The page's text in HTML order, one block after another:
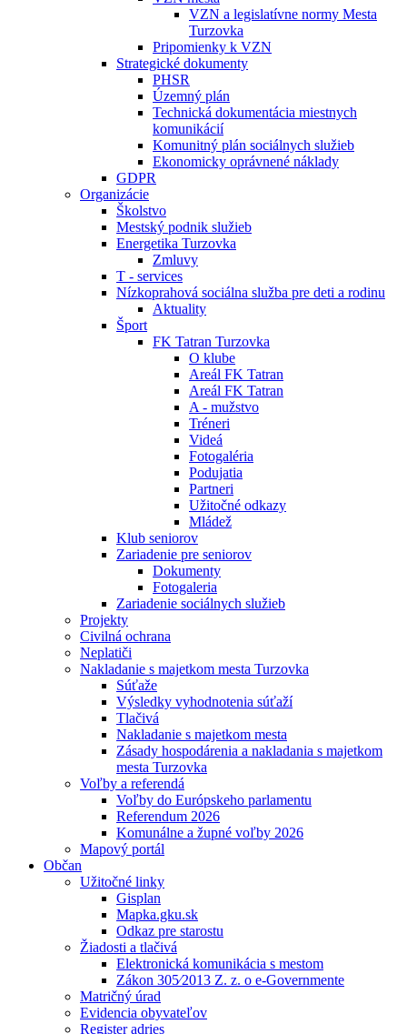
VZN a legislatívne normy Mesta
Turzovka
Pripomienky k VZN
Strategické dokumenty
PHSR
Územný plán
Technická dokumentácia miestnych
komunikácií
Komunitný plán sociálnych služieb
Ekonomicky oprávnené náklady
GDPR
Organizácie
Školstvo
Mestský podnik služieb
Energetika Turzovka
Zmluvy
T - services
Nízkoprahová sociálna služba pre deti a rodinu
Aktuality
Šport
FK Tatran Turzovka
O klube
Areál FK Tatran
Areál FK Tatran
A - mužstvo
Tréneri
Videá
Fotogaléria
Podujatia
Partneri
Užitočné odkazy
Mládež
Klub seniorov
Zariadenie pre seniorov
Dokumenty
Fotogaleria
Zariadenie sociálnych služieb
Projekty
Civilná ochrana
Neplatiči
Nakladanie s majetkom mesta Turzovka
Súťaže
Výsledky vyhodnotenia súťaží
Tlačivá
Nakladanie s majetkom mesta
Zásady hospodárenia a nakladania s majetkom
mesta Turzovka
Voľby a referendá
Voľby do Európskeho parlamentu
Referendum 2026
Komunálne a župné voľby 2026
Mapový portál
Občan
Užitočné linky
Gisplan
Mapka.gku.sk
Odkaz pre starostu
Žiadosti a tlačivá
Elektronická komunikácia s mestom
Zákon 305⁄2013 Z. z. o e-Governmente
Matričný úrad
Evidencia obyvateľov
Register adries